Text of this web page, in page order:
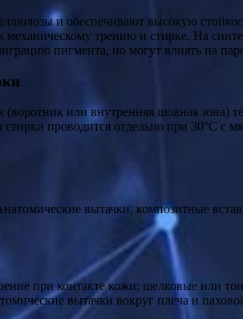
и обеспечивают высокую
трению и стирке. На
пигмента, но могут влиять на
(воротник или внутренняя шовная зона)
проводится отдельно при 30°C с
вытачки, композитные
при контакте кожи; шелковые или
вытачки вокруг плеча и